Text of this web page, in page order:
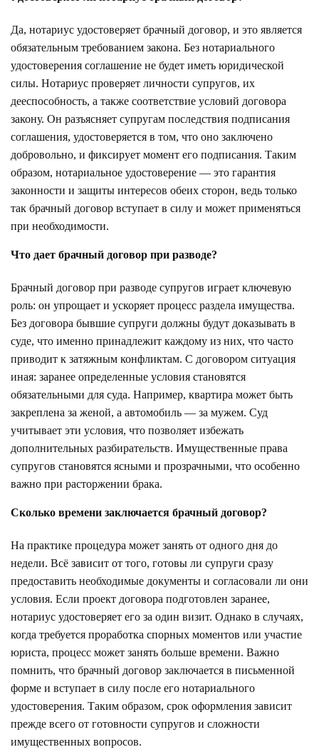
Да, нотариус удостоверяет брачный договор, и это является
обязательным требованием закона. Без нотариального
удостоверения соглашение не будет иметь юридической
силы. Нотариус проверяет личности супругов, их
дееспособность, а также соответствие условий договора
закону. Он разъясняет супругам последствия подписания
соглашения, удостоверяется в том, что оно заключено
добровольно, и фиксирует момент его подписания. Таким
образом, нотариальное удостоверение — это гарантия
законности и защиты интересов обеих сторон, ведь только
так брачный договор вступает в силу и может применяться
при необходимости.
Что дает брачный договор при разводе?
Брачный договор при разводе супругов играет ключевую
роль: он упрощает и ускоряет процесс раздела имущества.
Без договора бывшие супруги должны будут доказывать в
суде, что именно принадлежит каждому из них, что часто
приводит к затяжным конфликтам. С договором ситуация
иная: заранее определенные условия становятся
обязательными для суда. Например, квартира может быть
закреплена за женой, а автомобиль — за мужем. Суд
учитывает эти условия, что позволяет избежать
дополнительных разбирательств. Имущественные права
супругов становятся ясными и прозрачными, что особенно
важно при расторжении брака.
Сколько времени заключается брачный договор?
На практике процедура может занять от одного дня до
недели. Всё зависит от того, готовы ли супруги сразу
предоставить необходимые документы и согласовали ли они
условия. Если проект договора подготовлен заранее,
нотариус удостоверяет его за один визит. Однако в случаях,
когда требуется проработка спорных моментов или участие
юриста, процесс может занять больше времени. Важно
помнить, что брачный договор заключается в письменной
форме и вступает в силу после его нотариального
удостоверения. Таким образом, срок оформления зависит
прежде всего от готовности супругов и сложности
имущественных вопросов.